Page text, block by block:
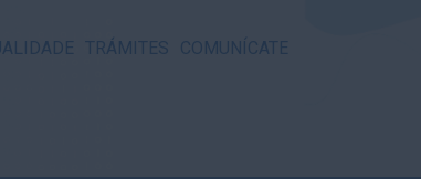
TRÁMITES COMUNÍCATE